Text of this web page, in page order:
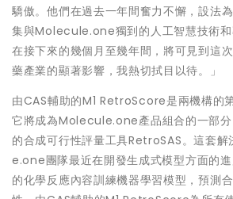
驕傲。他們在過去一年間奮力不懈，設法
集與Molecule.one獨到的人工智慧技術和
在接下來的幾個月至幾年間，將可見到這
藥產業的顯著影響，我熱切拭目以待。」
由CAS輔助的M1 RetroScore是兩機構的
它將成為Molecule.one產品組合的一部分
的合成可行性評量工具RetroSAS。這套
e.one團隊最近在開發生成式模型方面的
的化學反應內容訓練機器學習模型，預測